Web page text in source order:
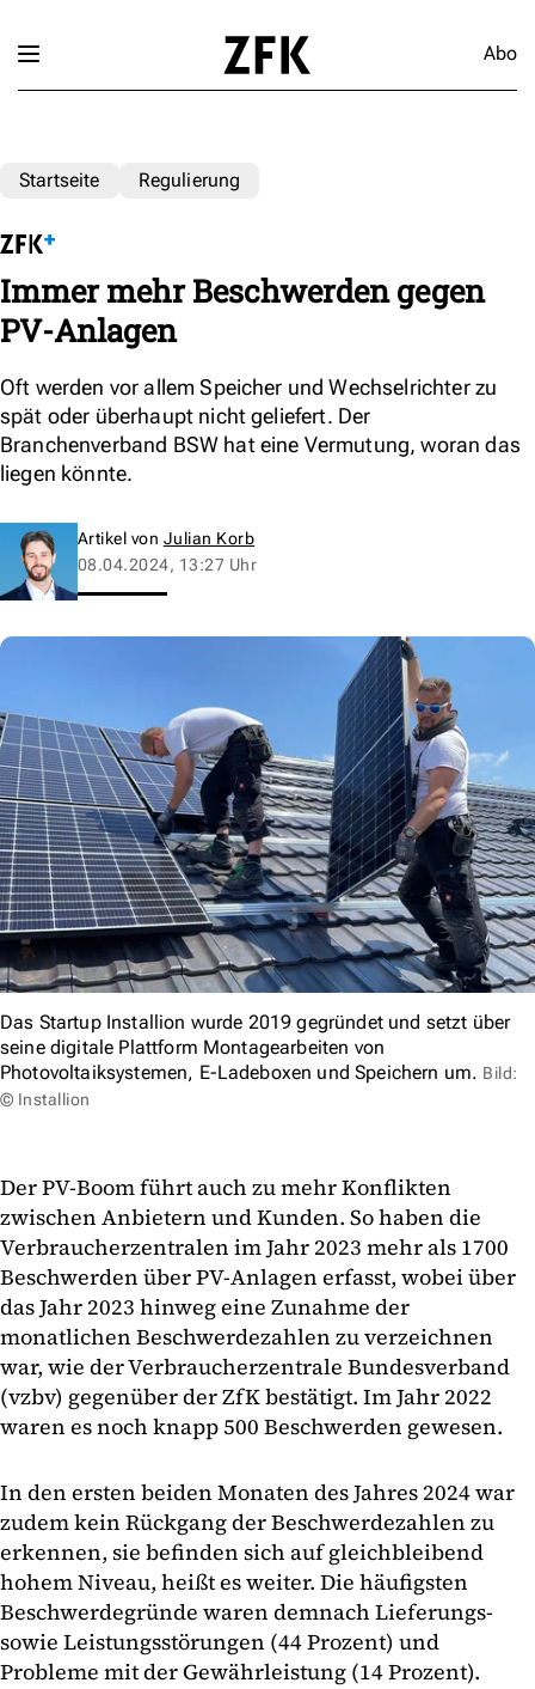
Abo
Startseite Regulierung
Immer mehr Beschwerden gegen
PV-Anlagen
Oft werden vor allem Speicher und Wechselrichter zu
spät oder überhaupt nicht geliefert. Der
Branchenverband BSW hat eine Vermutung, woran das
liegen könnte.
Artikel von Julian Korb
08.04.2024, 13:27 Uhr
Das Startup Installion wurde 2019 gegründet und setzt über
seine digitale Plattform Montagearbeiten von
Photovoltaiksystemen, E-Ladeboxen und Speichern um. Bild:
© Installion
Der PV-Boom führt auch zu mehr Konflikten
zwischen Anbietern und Kunden. So haben die
Verbraucherzentralen im Jahr 2023 mehr als 1700
Beschwerden über PV-Anlagen erfasst, wobei über
das Jahr 2023 hinweg eine Zunahme der
monatlichen Beschwerdezahlen zu verzeichnen
war, wie der Verbraucherzentrale Bundesverband
(vzbv) gegenüber der ZfK bestätigt. Im Jahr 2022
waren es noch knapp 500 Beschwerden gewesen.
In den ersten beiden Monaten des Jahres 2024 war
zudem kein Rückgang der Beschwerdezahlen zu
erkennen, sie befinden sich auf gleichbleibend
hohem Niveau, heißt es weiter. Die häufigsten
Beschwerdegründe waren demnach Lieferungs-
sowie Leistungsstörungen (44 Prozent) und
Probleme mit der Gewährleistung (14 Prozent).